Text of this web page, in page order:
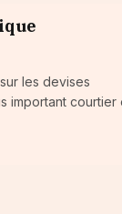
les devises
important courtier